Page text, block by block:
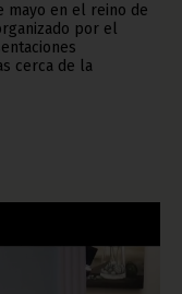
mayo en el reino de
por el
cerca de la